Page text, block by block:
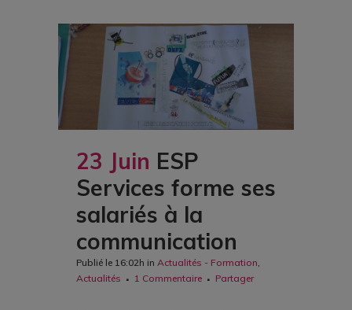
23 Juin ESP
Services forme ses
salariés à la
communication
Publié le 16:02h in Actualités - Formation,
Actualités
1 Commentaire Partager